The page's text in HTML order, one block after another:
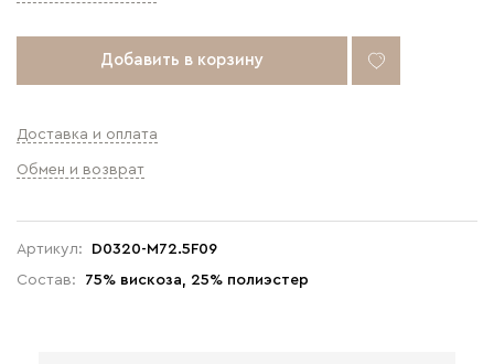
Артикул:
D0320-M72.5F09
Состав:
75% вискоза, 25% полиэстер
Добавить в корзину
Доставка и оплата
Обмен и возврат